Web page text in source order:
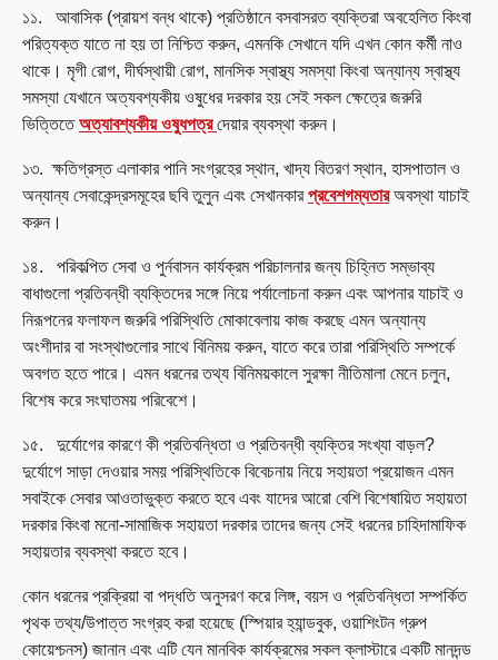
১১. আবাসিক (প্রায়শ বন্ধ থাকে) প্রতিষ্ঠানে বসবাসরত ব্যক্তিরা অবহেলিত কিংবা
পরিত্যক্ত যাতে না হয় তা নিশ্চিত করুন, এমনকি সেখানে যদি এখন কোন কর্মী নাও
থাকে। মৃগী রোগ, দীর্ঘস্থায়ী রোগ, মানসিক স্বাস্থ্য সমস্যা কিংবা অন্যান্য স্বাস্থ্য
সমস্যা যেখানে অত্যবশ্যকীয় ওষুধের দরকার হয় সেই সকল ক্ষেত্রে জরুরি
ভিত্তিতেঅত্যাবশ্যকীয় ওষুধপত্রদেয়ার ব্যবস্থা করুন।
১৩. ক্ষতিগ্রস্ত এলাকার পানি সংগ্রহের স্থান, খাদ্য বিতরণ স্থান, হাসপাতাল ও
অন্যান্য সেবাকেন্দ্রসমূহের ছবি তুলুন এবং সেখানকারপ্রবেশগম্যতারঅবস্থা যাচাই
করুন।
১৪. পরিকল্পিত সেবা ও পুর্নবাসন কার্যক্রম পরিচালনার জন্য চিহ্নিত সম্ভাব্য
বাধাগুলো প্রতিবন্ধী ব্যক্তিদের সঙ্গে নিয়ে পর্যালোচনা করুন এবং আপনার যাচাই ও
নিরূপনের ফলাফল জরুরি পরিস্থিতি মোকাবেলায় কাজ করছে এমন অন্যান্য
অংশীদার বা সংস্থাগুলোর সাথে বিনিময় করুন, যাতে করে তারা পরিস্থিতি সম্পর্কে
অবগত হতে পারে। এমন ধরনের তথ্য বিনিময়কালে সুরক্ষা নীতিমালা মেনে চলুন,
বিশেষ করে সংঘাতময় পরিবেশে।
১৫. দুর্যোগের কারণে কী প্রতিবন্ধিতা ও প্রতিবন্ধী ব্যক্তির সংখ্যা বাড়ল?
দুর্যোগে সাড়া দেওয়ার সময় পরিস্থিতিকে বিবেচনায় নিয়ে সহায়তা প্রয়োজন এমন
সবাইকে সেবার আওতাভুক্ত করতে হবে এবং যাদের আরো বেশি বিশেষায়িত সহায়তা
দরকার কিংবা মনো-সামাজিক সহায়তা দরকার তাদের জন্য সেই ধরনের চাহিদামাফিক
সহায়তার ব্যবস্থা করতে হবে।
কোন ধরনের প্রক্রিয়া বা পদ্ধতি অনুসরণ করে লিঙ্গ, বয়স ও প্রতিবন্ধিতা সম্পর্কিত
পৃথক তথ্য/উপাত্ত সংগ্রহ করা হয়েছে (স্পিয়ার হ্যান্ডবুক, ওয়াশিংটন গ্রুপ
কোয়েশ্চনস) জানান এবং এটি যেন মানবিক কার্যক্রমের সকল ক্লাস্টারে একটি মানদন্ড